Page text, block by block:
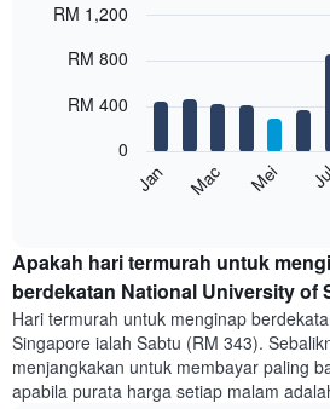
chart
bars.
purata
bilik
setiap
bulan
Carta
mempunyai
1
graphic.
Jan Mac Mei
0
RM 400
RM 800
RM 1,200
Apakah hari termurah untuk
berdekatan National University of
Hari termurah untuk menginap
Singapore ialah Sabtu (RM 343).
menjangkakan untuk membayar paling
apabila purata harga setiap malam